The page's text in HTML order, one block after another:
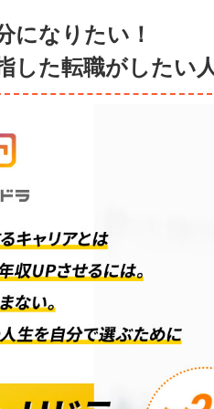
になりたい！
した転職がしたい